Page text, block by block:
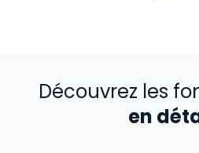
Découvrez les
en